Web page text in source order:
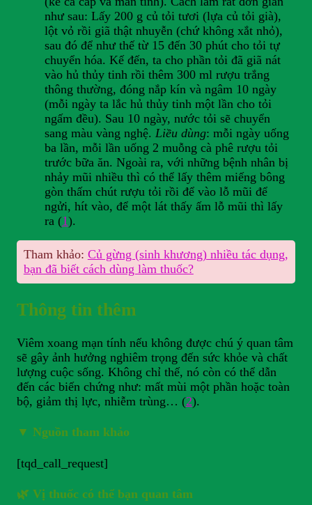
như sau: Lấy 200 g củ tỏi tươi (lựa củ tỏi già),
lột vỏ rồi giã thật nhuyễn (chứ không xắt nhỏ),
sau đó để như thế từ 15 đến 30 phút cho tỏi tự
chuyển hóa. Kế đến, ta cho phần tỏi đã giã nát
vào hủ thủy tinh rồi thêm 300 ml rượu trắng
thông thường, đóng nắp kín và ngâm 10 ngày
(mỗi ngày ta lắc hủ thủy tinh một lần cho tỏi
ngấm đều). Sau 10 ngày, nước tỏi sẽ chuyển
sang màu vàng nghệ. Liều dùng: mỗi ngày uống
ba lần, mỗi lần uống 2 muỗng cà phê rượu tỏi
trước bữa ăn. Ngoài ra, với những bệnh nhân bị
nhảy mũi nhiều thì có thể lấy thêm miếng bông
gòn thấm chút rượu tỏi rồi để vào lỗ mũi để
ngửi, hít vào, để một lát thấy ấm lỗ mũi thì lấy
ra (1).
Tham khảo: Củ gừng (sinh khương) nhiều tác dụng,
bạn đã biết cách dùng làm thuốc?
Thông tin thêm
Viêm xoang mạn tính nếu không được chú ý quan tâm
sẽ gây ảnh hưởng nghiêm trọng đến sức khỏe và chất
lượng cuộc sống. Không chỉ thế, nó còn có thể dẫn
đến các biến chứng như: mất mùi một phần hoặc toàn
bộ, giảm thị lực, nhiễm trùng… (2).
▼ Nguồn tham khảo
[tqd_call_request]
🌿 Vị thuốc có thể bạn quan tâm